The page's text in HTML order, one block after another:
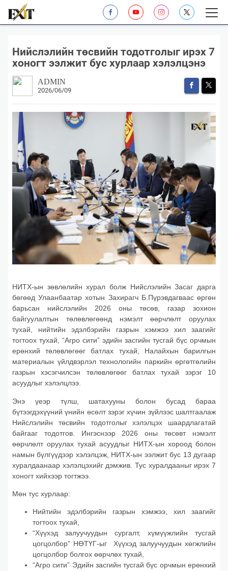
​Нийслэлийн төсвийн тодотголыг ирэх 7
хоногт ээлжит бус хурлаар хэлэлцэнэ
ADMIN
2026/06/09
НИТХ-ын зөвлөлийн хурал болж Нийслэлийн Засаг дарга
бөгөөд Улаанбаатар хотын Захирагч Б.Пүрэвдагваас өргөн
барьсан нийслэлийн 2026 оны төсөв, газар зохион
байгуулалтын төлөвлөгөөнд нэмэлт өөрчлөлт оруулах
тухай, нийтийн эдэлбэрийн газрын хэмжээ хил заагийг
тогтоох тухай, “Агро сити” эдийн засгийн тусгай бүс орчмын
ерөнхий төлөвлөгөөг батлах тухай, Налайхын барилгын
материалын үйлдвэрлэл технологийн паркийн өргөтгөлийн
газрын хэсэгчилсэн төлөвлөгөөг батлах тухай зэрэг 10
асуудлыг хэлэлцлээ.
Энэ үеэр түлш, шатахууны болон бусад бараа
бүтээгдэхүүний үнийн өсөлт зэрэг хүчин зүйлээс шалтгаалаж
Нийслэлийн төсвийн тодотголыг хэлэлцэх шаардлагатай
байгааг тодотгов. Ингэснээр 2026 оны төсөвт нэмэлт
өөрчлөлт оруулах тухай асуудлыг НИТХ-ын хороод болон
намын бүлгүүдээр хэлэлцэж, НИТХ-ын ээлжит бус 13 дугаар
хуралдаанаар хэлэлцэхийг дэмжив. Тус хуралдааныг ирэх 7
хоногт хийхээр тогтжээ.
Мөн тус хурлаар:
Нийтийн эдэлбэрийн газрын хэмжээ, хил заагийг
тогтоох тухай,
“Хүүхэд залуучуудын сургалт, хүмүүжлийн тусгай
цогцолбор” НӨТҮГ-ыг Хүүхэд залуучуудын хөгжлийн
цогцолбор болгох өөрчлөх тухай,
“Агро сити” Эдийн засгийн тусгай бүс орчмын ерөнхий